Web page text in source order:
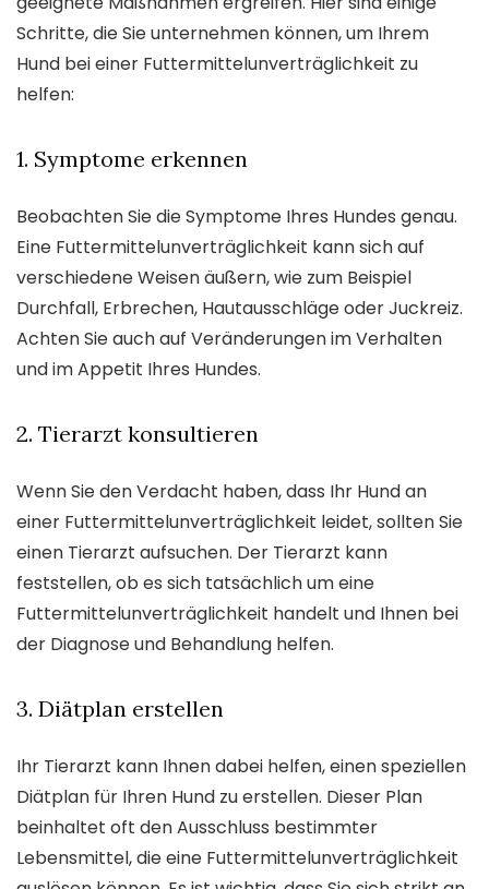
Schritte, die Sie unternehmen können, um Ihrem
Hund bei einer Futtermittelunverträglichkeit zu
helfen:
1. Symptome erkennen
Beobachten Sie die Symptome Ihres Hundes genau.
Eine Futtermittelunverträglichkeit kann sich auf
verschiedene Weisen äußern, wie zum Beispiel
Durchfall, Erbrechen, Hautausschläge oder Juckreiz.
Achten Sie auch auf Veränderungen im Verhalten
und im Appetit Ihres Hundes.
2. Tierarzt konsultieren
Wenn Sie den Verdacht haben, dass Ihr Hund an
einer Futtermittelunverträglichkeit leidet, sollten Sie
einen Tierarzt aufsuchen. Der Tierarzt kann
feststellen, ob es sich tatsächlich um eine
Futtermittelunverträglichkeit handelt und Ihnen bei
der Diagnose und Behandlung helfen.
3. Diätplan erstellen
Ihr Tierarzt kann Ihnen dabei helfen, einen speziellen
Diätplan für Ihren Hund zu erstellen. Dieser Plan
beinhaltet oft den Ausschluss bestimmter
Lebensmittel, die eine Futtermittelunverträglichkeit